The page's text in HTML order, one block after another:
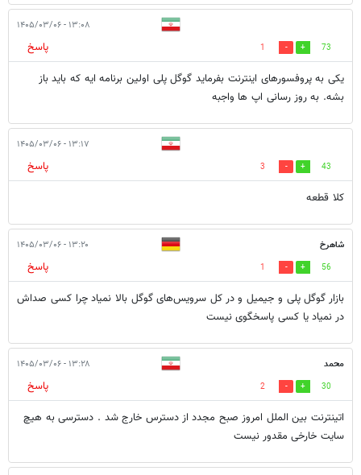
۱۳:۰۸ - ۱۴۰۵/۰۳/۰۶
73
1
پاسخ
یکی به پروفسورهای اینترنت بفرماید گوگل پلی اولین برنامه ایه که باید باز
بشه. به روز رسانی اپ ها واجبه
۱۳:۱۷ - ۱۴۰۵/۰۳/۰۶
43
3
پاسخ
کلا قطعه
شاهرخ ۱۳:۲۰ - ۱۴۰۵/۰۳/۰۶
56
1
پاسخ
بازار گوگل پلی و جیمیل و در کل سرویس‌های گوگل بالا نمیاد چرا کسی صداش
در نمیاد یا کسی پاسخگوی نیست
محمد ۱۳:۲۸ - ۱۴۰۵/۰۳/۰۶
30
2
پاسخ
اتینترنت بین الملل امروز صبح مجدد از دسترس خارج شد . دسترسی به هیچ
سایت خارخی مقدور نیست